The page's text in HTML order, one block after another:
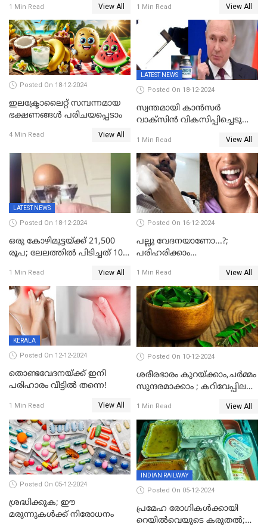
കണ്ടുപിടിച്ച് ബോംബെ
ഐഐടി
1 Min Read View All
ആരോഗ്യഗുണങ്ങൾ
അനവധി
1 Min Read View All
Posted On 18-12-2024
ഇലക്ട്രോലൈറ്റ് സമ്പന്നമായ
ഭക്ഷണങ്ങൾ പരിചയപ്പെടാം
4 Min Read View All
LATEST NEWS
Posted On 18-12-2024
സ്വന്തമായി കാന്‍സര്‍
വാക്‌സിന്‍ വികസിപ്പിച്ചെടുത്ത്
മുതൽ സൗജന്യമായി
നല്‍കും;
1 Min Read View All
LATEST NEWS
Posted On 18-12-2024
ഒരു കോഴിമുട്ടയ്ക്ക് 21,500
രൂപ; ലേലത്തിൽ പിടിച്ചത് 100
ലക്ഷണമൊത്ത ഒന്നിനെ
1 Min Read View All
Posted On 16-12-2024
പല്ലു വേദനയാണോ...?;
പരിഹരിക്കാം
1 Min Read View All
KERALA
Posted On 12-12-2024
തൊണ്ടവേദനയ്ക്ക് ഇനി
പരിഹാരം വീട്ടിൽ തന്നെ!
1 Min Read View All
Posted On 10-12-2024
ശരീരഭാരം കുറയ്‌ക്കാം,ചർമ്മം
സുന്ദരമാക്കാം ; കറിവേപ്പില
ഏറെ
1 Min Read View All
Posted On 05-12-2024
ശ്രദ്ധിക്കുക; ഈ
മരുന്നുകൾക്ക് നിരോധനം
INDIAN RAILWAY
Posted On 05-12-2024
പ്രമേഹ രോഗികൾക്കായി
റെയിൽവെയുടെ കരുതൽ;